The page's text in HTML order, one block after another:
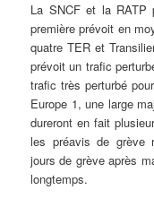
La SNCF et la RATP
première prévoit en
quatre TER et
prévoit un trafic
trafic très perturbé
Europe 1, une large
dureront en fait
les préavis de grève
jours de grève après
longtemps.